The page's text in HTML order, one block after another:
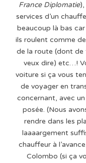
France Diplomatie),
services d’un
beaucoup là bas
ils roulent comme
de la route (dont de
veux dire) etc…!
voiture si ça vous
de voyager en
concernant, avec
posée. (Nous
rendre dans les
laaaargement
chauffeur à
Colombo (si ça